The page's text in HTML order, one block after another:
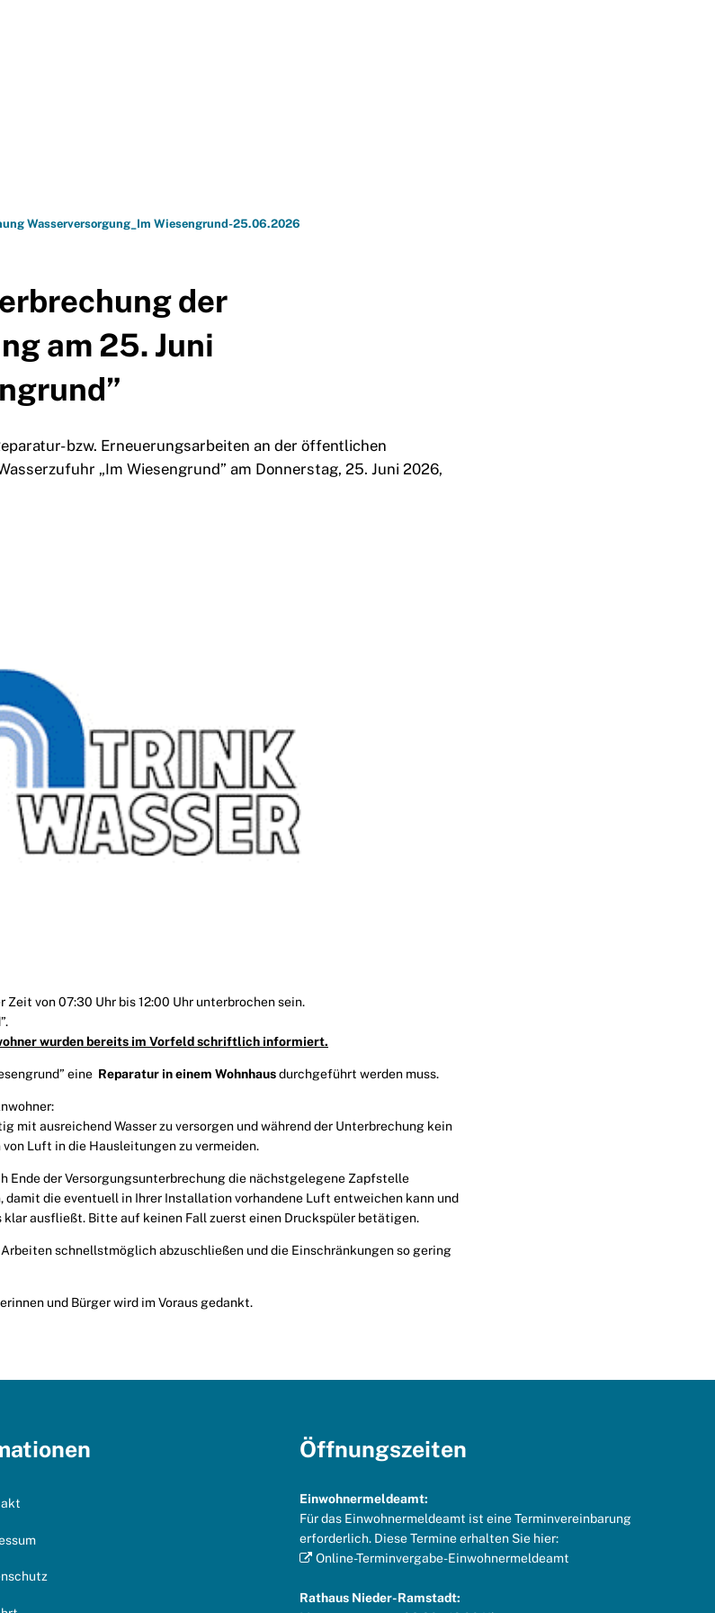
Wasserversorgung_Im Wiesengrund-25.06.2026
der
am 25. Juni
”
bzw. Erneuerungsarbeiten an der öffentlichen
„Im Wiesengrund” am Donnerstag, 25. Juni 2026,
von 07:30 Uhr bis 12:00 Uhr unterbrochen sein.
wurden bereits im Vorfeld schriftlich informiert.
eine Reparatur in einem Wohnhausdurchgeführt werden muss.
mit ausreichend Wasser zu versorgen und während der Unterbrechung kein
Luft in die Hausleitungen zu vermeiden.
Ende der Versorgungsunterbrechung die nächstgelegene Zapfstelle
damit die eventuell in Ihrer Installation vorhandene Luft entweichen kann und
klar ausfließt. Bitte auf keinen Fall zuerst einen Druckspüler betätigen.
schnellstmöglich abzuschließen und die Einschränkungen so gering
und Bürger wird im Voraus gedankt.
Öffnungszeiten
Einwohnermeldeamt:
Für das Einwohnermeldeamt ist eine Terminvereinbarung
erforderlich. Diese Termine erhalten Sie hier:
Online-Terminvergabe-Einwohnermeldeamt
Rathaus Nieder-Ramstadt: